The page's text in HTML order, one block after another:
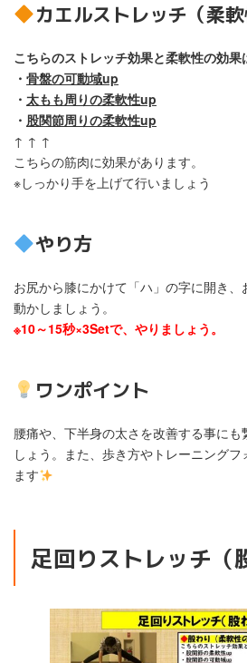
カエルストレッチ（柔軟
こちらのストレッチ効果と柔軟性の効果
・ 骨盤の可動域up
・ 太もも周りの柔軟性up
・ 股関節周りの柔軟性up
↑ ↑ ↑
こちらの筋肉に効果があります。
※しっかり手を上げて行いましょう
やり方
お尻から膝にかけて「ハ」の字に開き、
動かしましょう。
※10～15秒×3Setで、やりましょう。
ワンポイント
腰痛や、下半身の太さを改善する事にも
しょう。また、歩き方やトレーニング
ます
足回りストレッチ（